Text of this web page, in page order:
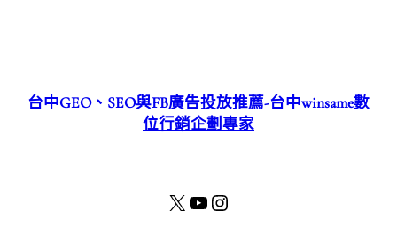
台中GEO、SEO與FB廣告投放推薦-台中winsame數
位行銷企劃專家
X YouTube Instagram